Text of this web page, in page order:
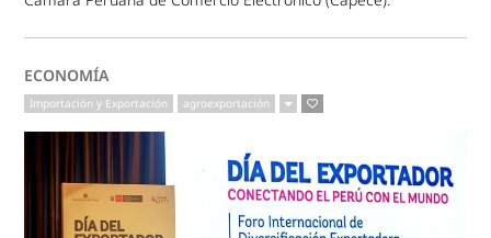
ECONOMÍA
Importación y Exportación agroexportación